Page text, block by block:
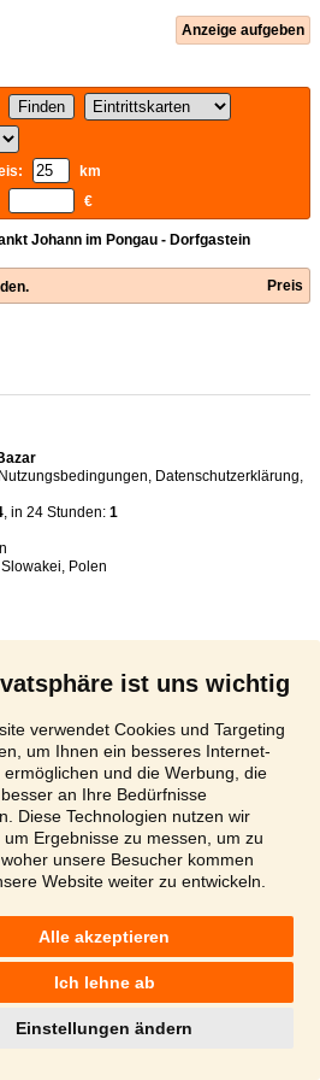
ist uns wichtig
verwendet Cookies und Targeting
um Ihnen ein besseres Internet-
ermöglichen und die Werbung, die
an Ihre Bedürfnisse
Diese Technologien nutzen wir
Ergebnisse zu messen, um zu
unsere Besucher kommen
Website weiter zu entwickeln.
Alle akzeptieren
Ich lehne ab
Einstellungen ändern
Anzeige aufgeben
km
€
Johann im Pongau - Dorfgastein
Preis
Nutzungsbedingungen, Datenschutzerklärung,
, in 24 Stunden: 1
Slowakei, Polen